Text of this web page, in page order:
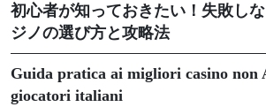
初心者が知っておきたい！失敗し
ジノの選び方と攻略法
Guida pratica ai migliori casino non
giocatori italiani